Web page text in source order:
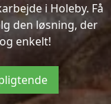
i Holeby. Få
den løsning, der
enkelt!